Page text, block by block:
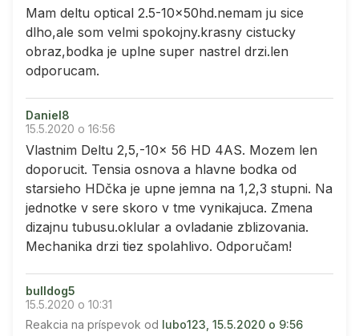
Mam deltu optical 2.5-10x50hd.nemam ju sice
dlho,ale som velmi spokojny.krasny cistucky
obraz,bodka je uplne super nastrel drzi.len
odporucam.
Daniel8
15.5.2020 o 16:56
Vlastnim Deltu 2,5,-10x 56 HD 4AS. Mozem len
doporucit. Tensia osnova a hlavne bodka od
starsieho HDčka je upne jemna na 1,2,3 stupni. Na
jednotke v sere skoro v tme vynikajuca. Zmena
dizajnu tubusu.oklular a ovladanie zblizovania.
Mechanika drzi tiez spolahlivo. Odporučam!
bulldog5
15.5.2020 o 10:31
Reakcia na príspevok od lubo123, 15.5.2020 o 9:56